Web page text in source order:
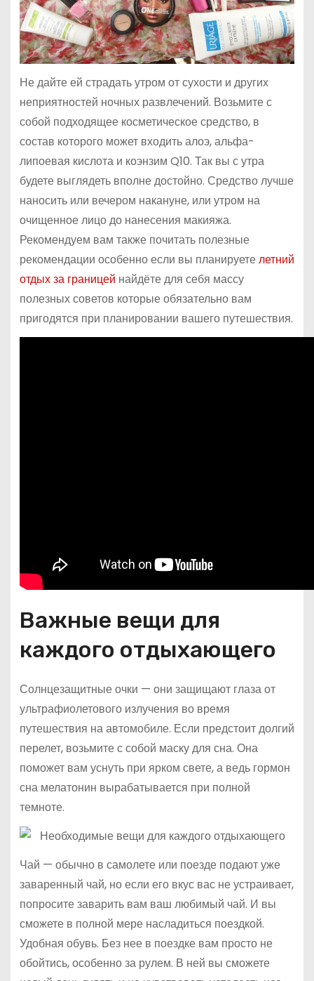
Не дайте ей страдать утром от сухости и других
неприятностей ночных развлечений. Возьмите с
собой подходящее косметическое средство, в
состав которого может входить алоэ, альфа-
липоевая кислота и коэнзим Q10. Так вы с утра
будете выглядеть вполне достойно. Средство лучше
наносить или вечером накануне, или утром на
очищенное лицо до нанесения макияжа.
Рекомендуем вам также почитать полезные
рекомендации особенно если вы планируетелетний
отдых за границей найдёте для себя массу
полезных советов которые обязательно вам
пригодятся при планировании вашего путешествия.
Важные вещи для
каждого отдыхающего
Солнцезащитные очки — они защищают глаза от
ультрафиолетового излучения во время
путешествия на автомобиле. Если предстоит долгий
перелет, возьмите с собой маску для сна. Она
поможет вам уснуть при ярком свете, а ведь гормон
сна мелатонин вырабатывается при полной
темноте.
Чай — обычно в самолете или поезде подают уже
заваренный чай, но если его вкус вас не устраивает,
попросите заварить вам ваш любимый чай. И вы
сможете в полной мере насладиться поездкой.
Удобная обувь. Без нее в поездке вам просто не
обойтись, особенно за рулем. В ней вы сможете